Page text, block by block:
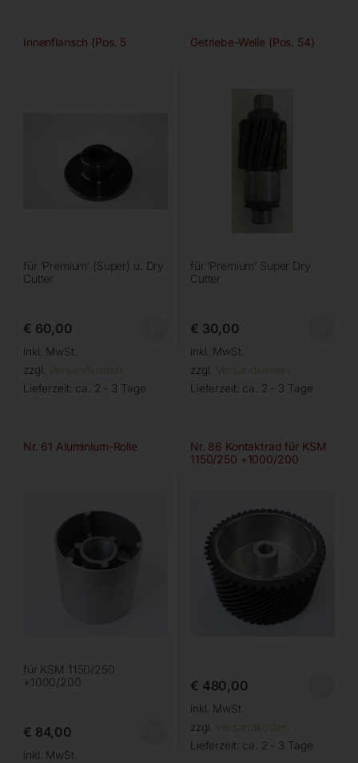
Innenflansch (Pos. 5
für ‘Premium’ (Super) u. Dry
Cutter
€ 60,00
inkl. MwSt.
zzgl. Versandkosten
Lieferzeit: ca. 2 - 3 Tage
Getriebe-Welle (Pos. 54)
für ‘Premium’ Super Dry
Cutter
€ 30,00
inkl. MwSt.
zzgl. Versandkosten
Lieferzeit: ca. 2 - 3 Tage
Nr. 61 Aluminium-Rolle
für KSM 1150/250
+1000/200
€ 84,00
inkl. MwSt.
Nr. 86 Kontaktrad für KSM
1150/250 +1000/200
€ 480,00
inkl. MwSt.
zzgl. Versandkosten
Lieferzeit: ca. 2 - 3 Tage